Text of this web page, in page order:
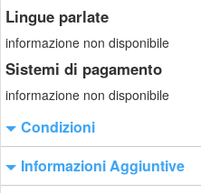
Lingue parlate
informazione non disponibile
Sistemi di pagamento
informazione non disponibile
Condizioni
Informazioni Aggiuntive